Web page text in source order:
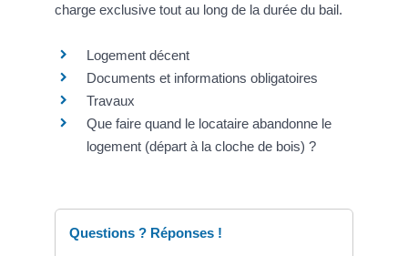
charge exclusive tout au long de la durée du bail.
Logement décent
Documents et informations obligatoires
Travaux
Que faire quand le locataire abandonne le
logement (départ à la cloche de bois) ?
Questions ? Réponses !